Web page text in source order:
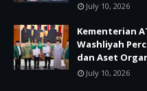
July 10, 2026
Kementerian
Washliyah
dan Aset
July 10, 2026